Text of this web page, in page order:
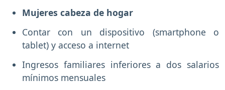
Mujeres cabeza de hogar
Contar con un dispositivo (smartphone o
tablet) y acceso a internet
Ingresos familiares inferiores a dos salarios
mínimos mensuales